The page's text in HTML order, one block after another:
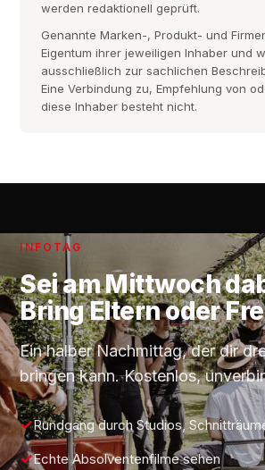
werden redaktionell geprüft.
Genannte Marken-, Produkt- und
Eigentum ihrer jeweiligen Inhaber und
ausschließlich zur sachlichen
Eine Verbindung zu, Empfehlung von
diese Inhaber besteht nicht.
INFOTAG
Sei amMittwoch
Bring Eltern oder
Ein halber Nachmittag, der dir
bringen kann. Kostenlos,
Rundgang durch Studios,
Echte Absolventenfilme sehen